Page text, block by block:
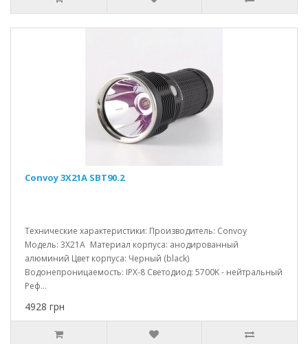
Convoy 3X21A SBT90.2
Технические характеристики: Производитель: Convoy
Модель: 3X21A Материал корпуса: анодированный
алюминий Цвет корпуса: Черный (black)
Водонепроницаемость: IPX-8 Светодиод: 5700K - нейтральный
Реф...
4928 грн